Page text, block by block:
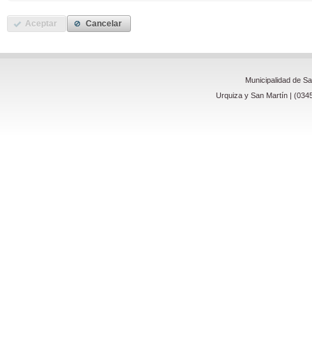
Aceptar Cancelar
Municipalidad de
Urquiza y San Martín |